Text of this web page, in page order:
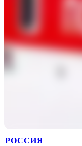
РОССИЯ